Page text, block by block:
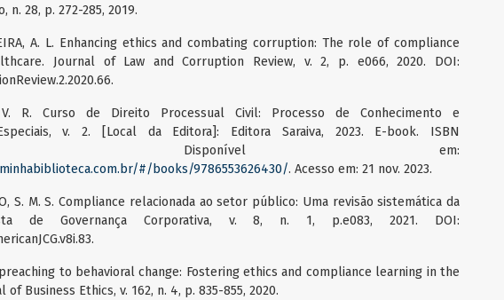
n. 28, p. 272-285, 2019.
A. L. Enhancing ethics and combating corruption: The role of compliance
Journal of Law and Corruption Review, v. 2, p. e066, 2020. DOI:
V. R. Curso de Direito Processual Civil: Processo de Conhecimento e
v. 2. [Local da Editora]: Editora Saraiva, 2023. E-book. ISBN
Disponível em:
#/books/9786553626430/. Acesso em: 21 nov. 2023.
S. M. S. Compliance relacionada ao setor público: Uma revisão sistemática da
de Governança Corporativa, v. 8, n. 1, p.e083, 2021. DOI:
preaching to behavioral change: Fostering ethics and compliance learning in the
Business Ethics, v. 162, n. 4, p. 835-855, 2020.